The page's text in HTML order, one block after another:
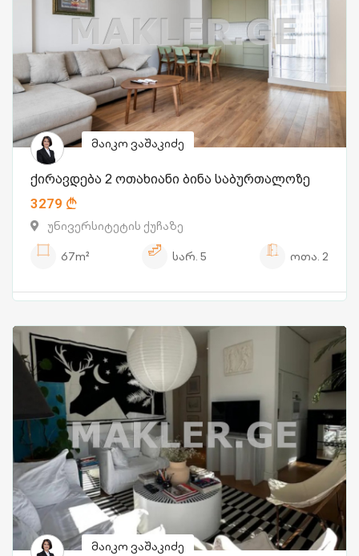
მაიკო ვაშაკიძე
ქირავდება 2 ოთახიანი ბინა საბურთალოზე
3279
უნივერსიტეტის ქუჩაზე
67m²
სარ. 5 ოთა. 2
მაიკო ვაშაკიძე